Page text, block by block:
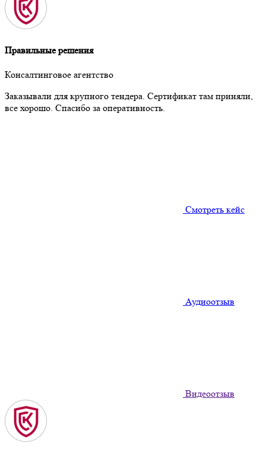
Правильные решения
Консалтинговое агентство
Заказывали для крупного тендера. Сертификат там приняли,
все хорошо. Спасибо за оперативность.
Смотреть кейс
Аудиоотзыв
Видеоотзыв